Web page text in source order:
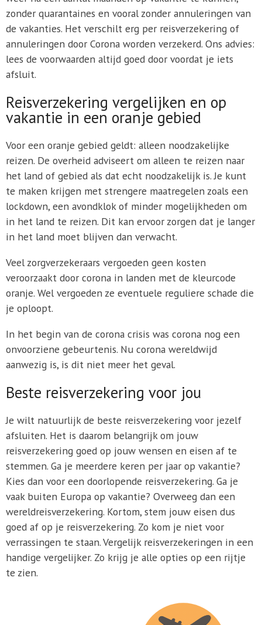
zonder quarantaines en vooral zonder annuleringen van
de vakanties. Het verschilt erg per reisverzekering of
annuleringen door Corona worden verzekerd. Ons advies:
lees de voorwaarden altijd goed door voordat je iets
afsluit.
Reisverzekering vergelijken en op
vakantie in een oranje gebied
Voor een oranje gebied geldt: alleen noodzakelijke
reizen. De overheid adviseert om alleen te reizen naar
het land of gebied als dat echt noodzakelijk is. Je kunt
te maken krijgen met strengere maatregelen zoals een
lockdown, een avondklok of minder mogelijkheden om
in het land te reizen. Dit kan ervoor zorgen dat je langer
in het land moet blijven dan verwacht.
Veel zorgverzekeraars vergoeden geen kosten
veroorzaakt door corona in landen met de kleurcode
oranje. Wel vergoeden ze eventuele reguliere schade die
je oploopt.
In het begin van de corona crisis was corona nog een
onvoorziene gebeurtenis. Nu corona wereldwijd
aanwezig is, is dit niet meer het geval.
Beste reisverzekering voor jou
Je wilt natuurlijk de beste reisverzekering voor jezelf
afsluiten. Het is daarom belangrijk om jouw
reisverzekering goed op jouw wensen en eisen af te
stemmen. Ga je meerdere keren per jaar op vakantie?
Kies dan voor een doorlopende reisverzekering. Ga je
vaak buiten Europa op vakantie? Overweeg dan een
wereldreisverzekering. Kortom, stem jouw eisen dus
goed af op je reisverzekering. Zo kom je niet voor
verrassingen te staan. Vergelijk reisverzekeringen in een
handige vergelijker. Zo krijg je alle opties op een rijtje
te zien.